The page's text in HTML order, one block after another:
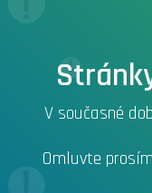
V současné
Omluvte